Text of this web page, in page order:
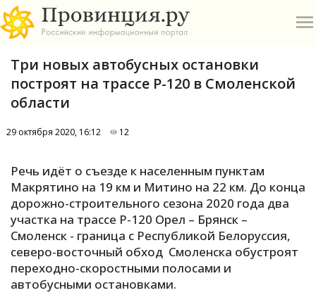
А
Б
В
П
Три новых автобусных остановки
построят на трассе Р-120 в Смоленской
области
29 октября 2020, 16:12 12
Речь идёт о съезде к населенным пунктам
Макрятино на 19 км и Митино на 22 км. До конца
дорожно-строительного сезона 2020 года два
участка на трассе Р-120 Орел – Брянск –
Смоленск - граница с Республикой Белоруссия,
северо-восточный обход Смоленска обустроят
переходно-скоростными полосами и
автобусными остановками.